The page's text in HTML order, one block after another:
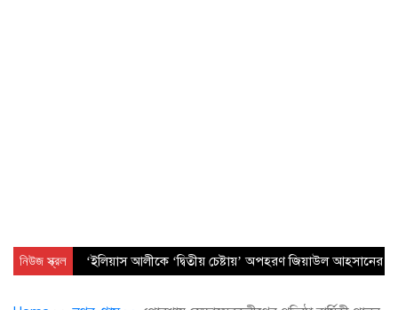
নিউজ স্ক্রল ‘ইলিয়াস আলীকে ‘দ্বিতীয় চেষ্টায়’ অপহরণ জিয়াউল আহসানের